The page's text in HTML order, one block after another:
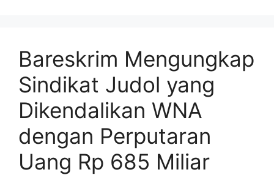
Bareskrim Mengungkap
Sindikat Judol yang
Dikendalikan WNA
dengan Perputaran
Uang Rp 685 Miliar